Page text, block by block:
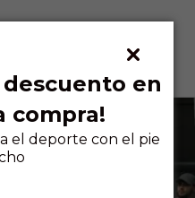
descuento en
compra!
el deporte con el pie